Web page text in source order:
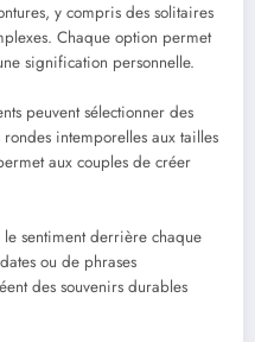
y compris des solitaires
Chaque option permet
signification personnelle.
peuvent sélectionner des
intemporelles aux tailles
aux couples de créer
le sentiment derrière chaque
ou de phrases
des souvenirs durables